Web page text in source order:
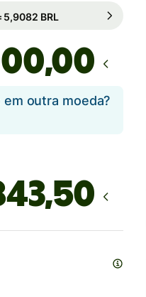
garantido por 100h
,00
outra moeda?